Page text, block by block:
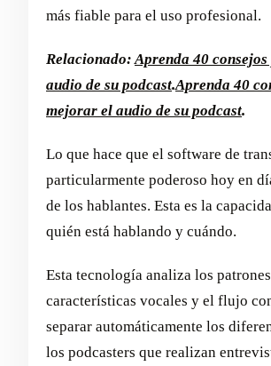
más fiable para el uso profesional.
Relacionado:Aprenda 40
audio de su podcast.Aprenda 40
mejorar el audio de su podcast.
Lo que hace que el software de
particularmente poderoso hoy en
de los hablantes. Esta es la
quién está hablando y cuándo.
Esta tecnología analiza los
características vocales y el flujo
separar automáticamente los
los podcasters que realizan